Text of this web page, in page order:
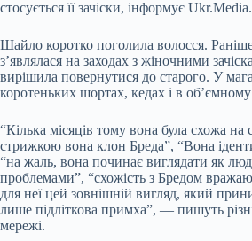
стосується її зачіски, інформує Ukr.Media.
Шайло коротко поголила волосся. Раніше
з’являлася на заходах з жіночними
вирішила повернутися до старого. У
коротеньких шортах, кедах і в об’ємному
“Кілька місяців тому вона була схожа
стрижкою вона клон Бреда”, “Вона
“на жаль, вона починає виглядати як
проблемами”, “схожість з Бредом
для неї цей зовнішній вигляд, який
лише підліткова примха”, — пишуть
мережі.